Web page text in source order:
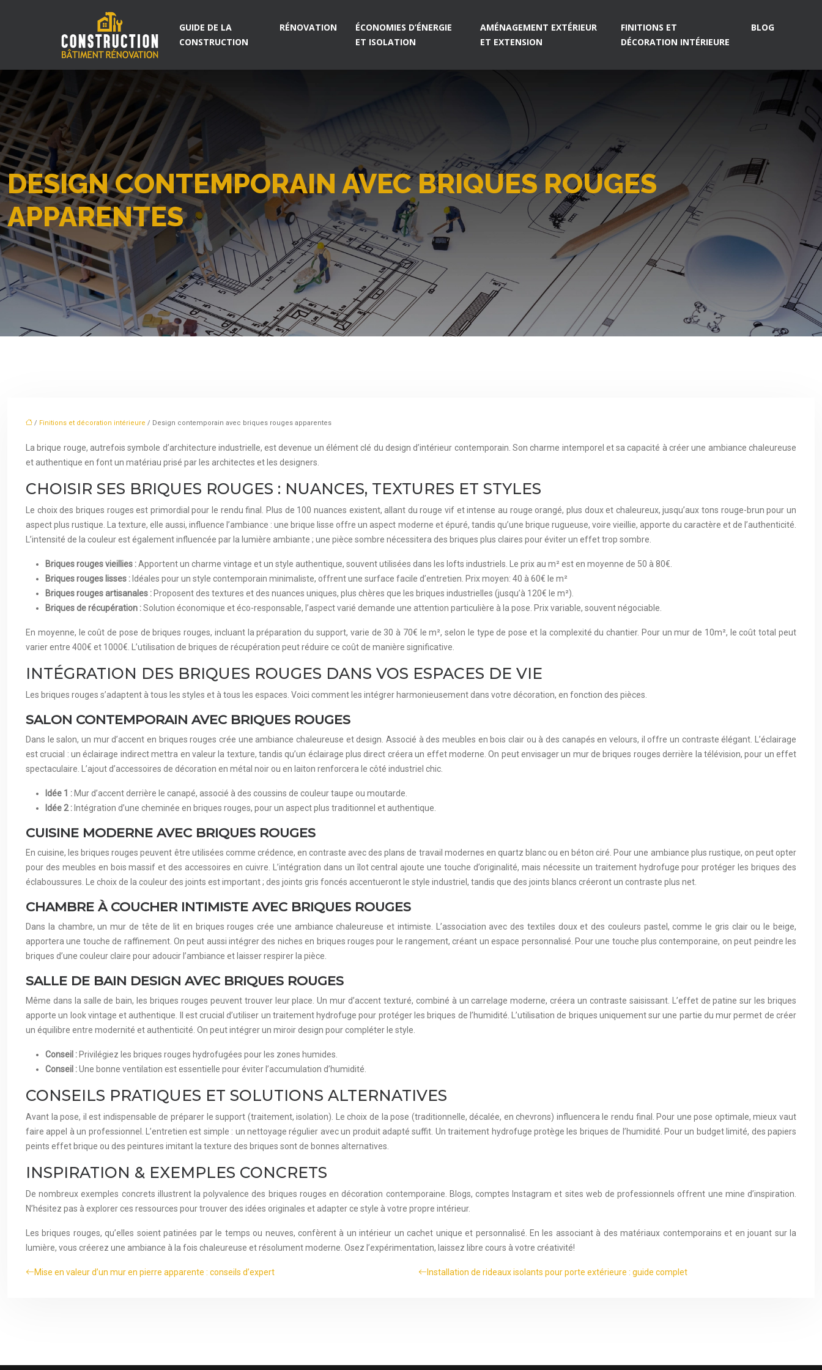
GUIDE DE LA
CONSTRUCTION
RÉNOVATION
ÉCONOMIES D’ÉNERGIE
ET ISOLATION
AMÉNAGEMENT EXTÉRIEUR
ET EXTENSION
FINITIONS ET
DÉCORATION INTÉRIEURE
BLOG
DESIGN CONTEMPORAIN AVEC BRIQUES ROUGES
APPARENTES
/ Finitions et décoration intérieure / Design contemporain avec briques rouges apparentes
La brique rouge, autrefois symbole d’architecture industrielle, est devenue un élément clé du design d’intérieur contemporain. Son charme intemporel et sa capacité à créer une ambiance chaleureuse
et authentique en font un matériau prisé par les architectes et les designers.
CHOISIR SES BRIQUES ROUGES : NUANCES, TEXTURES ET STYLES
Le choix des briques rouges est primordial pour le rendu final. Plus de 100 nuances existent, allant du rouge vif et intense au rouge orangé, plus doux et chaleureux, jusqu’aux tons rouge-brun pour un
aspect plus rustique. La texture, elle aussi, influence l’ambiance : une brique lisse offre un aspect moderne et épuré, tandis qu’une brique rugueuse, voire vieillie, apporte du caractère et de l’authenticité.
L’intensité de la couleur est également influencée par la lumière ambiante ; une pièce sombre nécessitera des briques plus claires pour éviter un effet trop sombre.
Briques rouges vieillies :Apportent un charme vintage et un style authentique, souvent utilisées dans les lofts industriels. Le prix au m² est en moyenne de 50 à 80€.
Briques rouges lisses : Idéales pour un style contemporain minimaliste, offrent une surface facile d’entretien. Prix moyen: 40 à 60€ le m²
Briques rouges artisanales : Proposent des textures et des nuances uniques, plus chères que les briques industrielles (jusqu’à 120€ le m²).
Briques de récupération :Solution économique et éco-responsable, l’aspect varié demande une attention particulière à la pose. Prix variable, souvent négociable.
En moyenne, le coût de pose de briques rouges, incluant la préparation du support, varie de 30 à 70€ le m², selon le type de pose et la complexité du chantier. Pour un mur de 10m², le coût total peut
varier entre 400€ et 1000€. L’utilisation de briques de récupération peut réduire ce coût de manière significative.
INTÉGRATION DES BRIQUES ROUGES DANS VOS ESPACES DE VIE
Les briques rouges s’adaptent à tous les styles et à tous les espaces. Voici comment les intégrer harmonieusement dans votre décoration, en fonction des pièces.
SALON CONTEMPORAIN AVEC BRIQUES ROUGES
Dans le salon, un mur d’accent en briques rouges crée une ambiance chaleureuse et design. Associé à des meubles en bois clair ou à des canapés en velours, il offre un contraste élégant. L’éclairage
est crucial : un éclairage indirect mettra en valeur la texture, tandis qu’un éclairage plus direct créera un effet moderne. On peut envisager un mur de briques rouges derrière la télévision, pour un effet
spectaculaire. L’ajout d’accessoires de décoration en métal noir ou en laiton renforcera le côté industriel chic.
Idée 1 : Mur d’accent derrière le canapé, associé à des coussins de couleur taupe ou moutarde.
Idée 2 : Intégration d’une cheminée en briques rouges, pour un aspect plus traditionnel et authentique.
CUISINE MODERNE AVEC BRIQUES ROUGES
En cuisine, les briques rouges peuvent être utilisées comme crédence, en contraste avec des plans de travail modernes en quartz blanc ou en béton ciré. Pour une ambiance plus rustique, on peut opter
pour des meubles en bois massif et des accessoires en cuivre. L’intégration dans un îlot central ajoute une touche d’originalité, mais nécessite un traitement hydrofuge pour protéger les briques des
éclaboussures. Le choix de la couleur des joints est important ; des joints gris foncés accentueront le style industriel, tandis que des joints blancs créeront un contraste plus net.
CHAMBRE À COUCHER INTIMISTE AVEC BRIQUES ROUGES
Dans la chambre, un mur de tête de lit en briques rouges crée une ambiance chaleureuse et intimiste. L’association avec des textiles doux et des couleurs pastel, comme le gris clair ou le beige,
apportera une touche de raffinement. On peut aussi intégrer des niches en briques rouges pour le rangement, créant un espace personnalisé. Pour une touche plus contemporaine, on peut peindre les
briques d’une couleur claire pour adoucir l’ambiance et laisser respirer la pièce.
SALLE DE BAIN DESIGN AVEC BRIQUES ROUGES
Même dans la salle de bain, les briques rouges peuvent trouver leur place. Un mur d’accent texturé, combiné à un carrelage moderne, créera un contraste saisissant. L’effet de patine sur les briques
apporte un look vintage et authentique. Il est crucial d’utiliser un traitement hydrofuge pour protéger les briques de l’humidité. L’utilisation de briques uniquement sur une partie du mur permet de créer
un équilibre entre modernité et authenticité. On peut intégrer un miroir design pour compléter le style.
Conseil : Privilégiez les briques rouges hydrofugées pour les zones humides.
Conseil :Une bonne ventilation est essentielle pour éviter l’accumulation d’humidité.
CONSEILS PRATIQUES ET SOLUTIONS ALTERNATIVES
Avant la pose, il est indispensable de préparer le support (traitement, isolation). Le choix de la pose (traditionnelle, décalée, en chevrons) influencera le rendu final. Pour une pose optimale, mieux vaut
faire appel à un professionnel. L’entretien est simple : un nettoyage régulier avec un produit adapté suffit. Un traitement hydrofuge protège les briques de l’humidité. Pour un budget limité, des papiers
peints effet brique ou des peintures imitant la texture des briques sont de bonnes alternatives.
INSPIRATION & EXEMPLES CONCRETS
De nombreux exemples concrets illustrent la polyvalence des briques rouges en décoration contemporaine. Blogs, comptes Instagram et sites web de professionnels offrent une mine d’inspiration.
N’hésitez pas à explorer ces ressources pour trouver des idées originales et adapter ce style à votre propre intérieur.
Les briques rouges, qu’elles soient patinées par le temps ou neuves, confèrent à un intérieur un cachet unique et personnalisé. En les associant à des matériaux contemporains et en jouant sur la
lumière, vous créerez une ambiance à la fois chaleureuse et résolument moderne. Osez l’expérimentation, laissez libre cours à votre créativité!
Mise en valeur d’un mur en pierre apparente : conseils d’expert Installation de rideaux isolants pour porte extérieure : guide complet